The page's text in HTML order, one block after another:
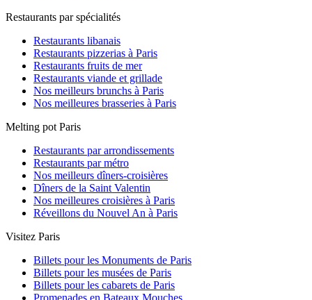
Restaurants par spécialités
Restaurants libanais
Restaurants pizzerias à Paris
Restaurants fruits de mer
Restaurants viande et grillade
Nos meilleurs brunchs à Paris
Nos meilleures brasseries à Paris
Melting pot Paris
Restaurants par arrondissements
Restaurants par métro
Nos meilleurs dîners-croisières
Dîners de la Saint Valentin
Nos meilleures croisières à Paris
Réveillons du Nouvel An à Paris
Visitez Paris
Billets pour les Monuments de Paris
Billets pour les musées de Paris
Billets pour les cabarets de Paris
Promenades en Bateaux Mouches